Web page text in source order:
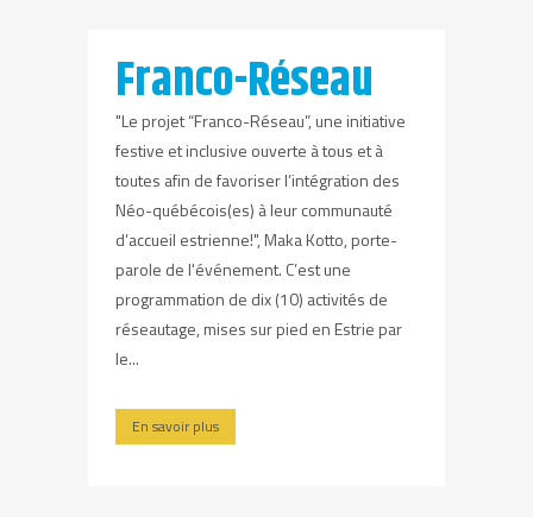
Franco-Réseau
"Le projet “Franco-Réseau”, une initiative
festive et inclusive ouverte à tous et à
toutes afin de favoriser l’intégration des
Néo-québécois(es) à leur communauté
d’accueil estrienne!", Maka Kotto, porte-
parole de l'événement. C’est une
programmation de dix (10) activités de
réseautage, mises sur pied en Estrie par
le...
En savoir plus